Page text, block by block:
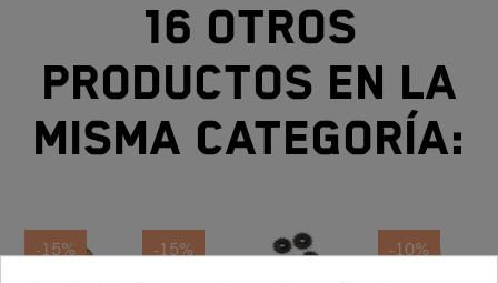
16 otros
productos en la
misma categoría:
-15% -15% -10%